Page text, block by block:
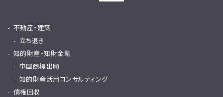
不動産・建築
立ち退き
知的財産・知財金融
中国商標出願
知的財産活用コンサルティング
債権回収